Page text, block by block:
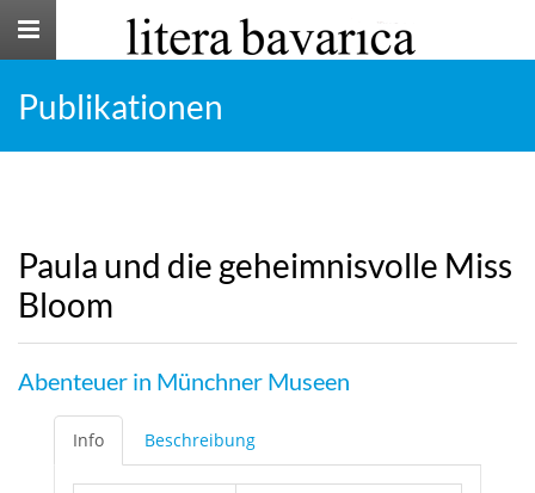
Toggle
Publikationen
Paula und die geheimnisvolle Miss
Bloom
Abenteuer in Münchner Museen
Info Beschreibung